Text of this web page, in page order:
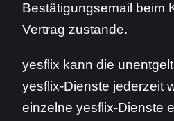
Bestätigungsemail beim
Vertrag zustande.
yesflix kann die
yesflix-Dienste jederzeit
einzelne yesflix-Dienste